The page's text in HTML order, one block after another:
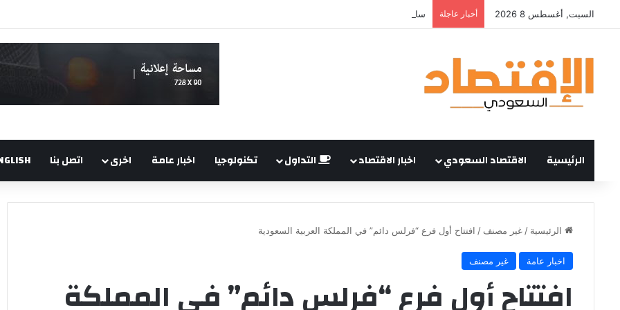
السبت, أغسطس 8 2026 أخبار عاجلة
الرئيسية الاقتصاد السعودي اخبار الاقتصاد التداول تكنولوجيا اخبار عامة اخرى اتصل بنا
الرئيسية / غير مصنف / افتتاح أول فرع “فرلس دائم” في المملكة العربية السعودية
اخبار عامة غير مصنف
افتتاح أول فرع “فرلس دائم” في المملكة